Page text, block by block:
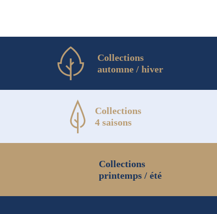
Collections
automne / hiver
Collections
4 saisons
Collections
printemps / été